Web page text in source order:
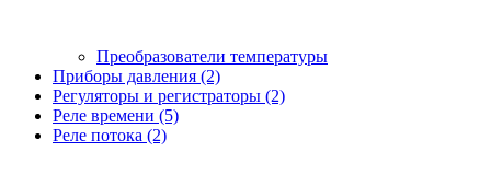
Преобразователи температуры
Приборы давления (2)
Регуляторы и регистраторы (2)
Реле времени (5)
Реле потока (2)